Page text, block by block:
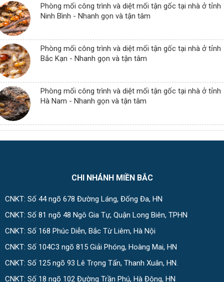
Phòng mối công trình và diệt mối tận gốc tại nhà ở tỉnh
Ninh Bình - Nhanh gọn và tận tâm
Phòng mối công trình và diệt mối tận gốc tại nhà ở tỉnh
Bắc Kạn - Nhanh gọn và tận tâm
Phòng mối công trình và diệt mối tận gốc tại nhà ở tỉnh
Hà Nam - Nhanh gọn và tận tâm
CHI NHÁNH MIỀN BẮC
CNKT: Số 44 ngõ 678 Đường Láng, Đống Đa, HN
CNKT: Số 81 ngõ 48 Ngô Gia Tự, Quận Long Biên, TPHN
CNKT: Số 168 Phúc Diễn, Bắc Từ Liêm, Hà Nội
CNKT: Số 104C3 ngõ 815 Giải Phóng, Hoàng Mai, HN
CNKT: Số 125 ngõ 93 Lê Trọng Tấn, Thanh Xuân, HN.
CNKT: Số 18 ngõ 102 Đường Trần Phú, Hà Đông, HN